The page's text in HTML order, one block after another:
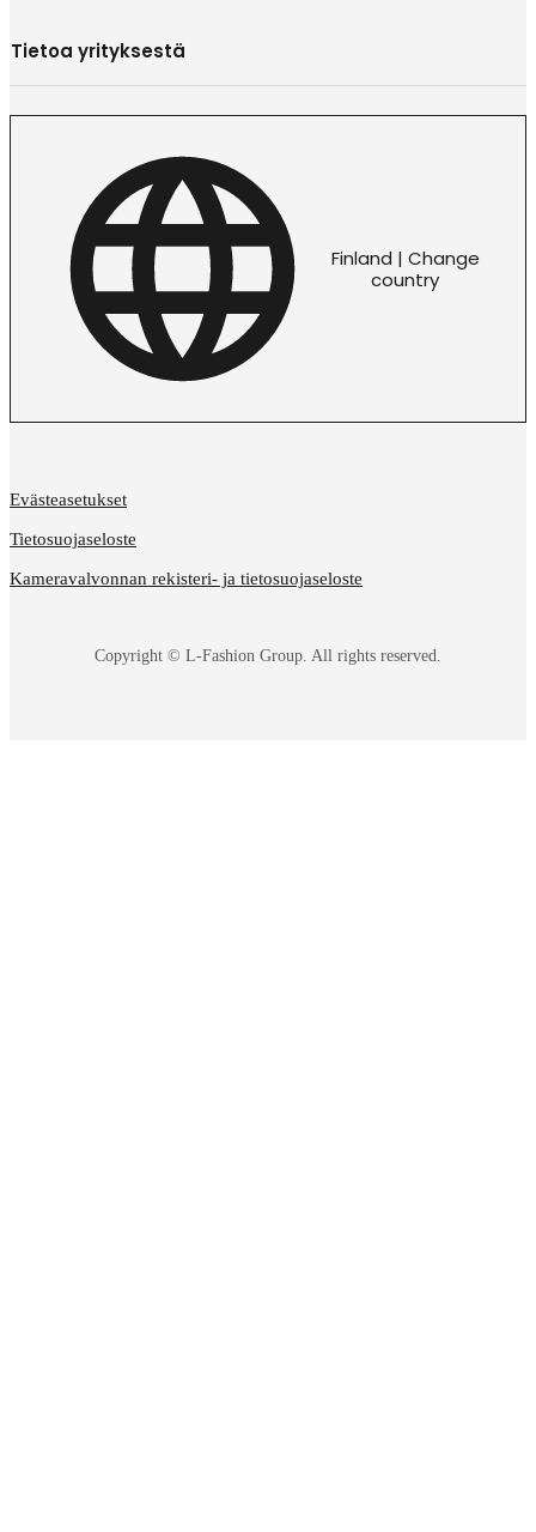
Tietoa yrityksestä
Finland | Change
country
Copyright © L-Fashion Group. All rights reserved.
Evästeasetukset
Tietosuojaseloste
Kameravalvonnan rekisteri- ja tietosuojaseloste